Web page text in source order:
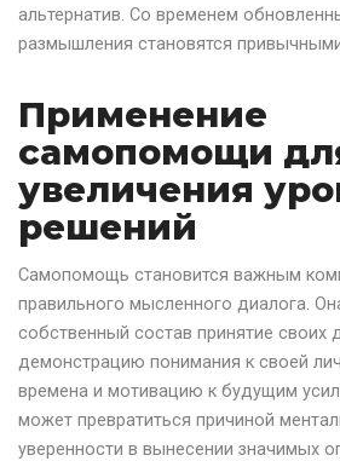
альтернатив. Со временем
размышления становятся
Применение
самопомощи
увеличения
решений
Самопомощь становится важным
правильного мысленного диалога.
собственный состав принятие своих
демонстрацию понимания к своей
времена и мотивацию к будущим
может превратиться причиной
уверенности в вынесении значимых